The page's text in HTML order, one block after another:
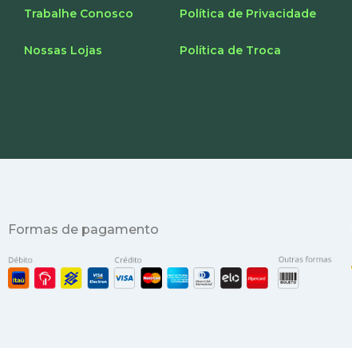
Trabalhe Conosco
Nossas Lojas
Política de Privacidade
Política de Troca
Formas de pagamento